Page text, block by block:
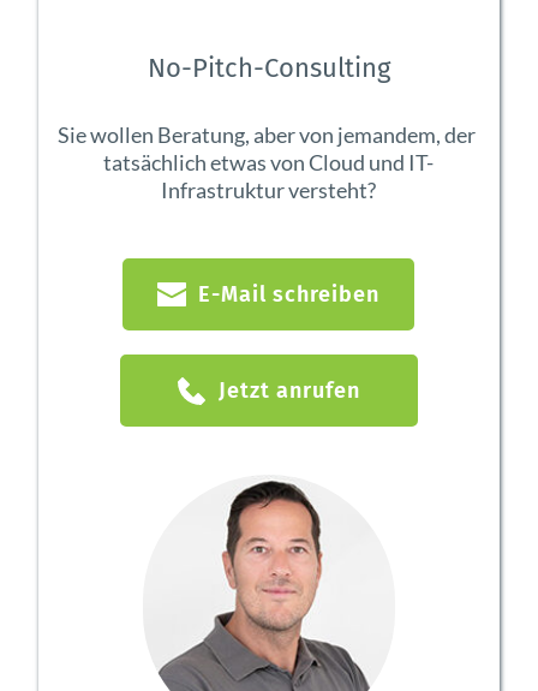
No-Pitch-Consulting
Sie wollen Beratung, aber von jemandem, der
tatsächlich etwas von Cloud und IT-
Infrastruktur versteht?
E-Mail schreiben
Jetzt anrufen